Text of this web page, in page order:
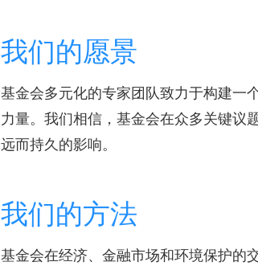
我们的愿景
基金会多元化的专家团队致力于构建一
力量。我们相信，基金会在众多关键议
远而持久的影响。
我们的方法
基金会在经济、金融市场和环境保护的